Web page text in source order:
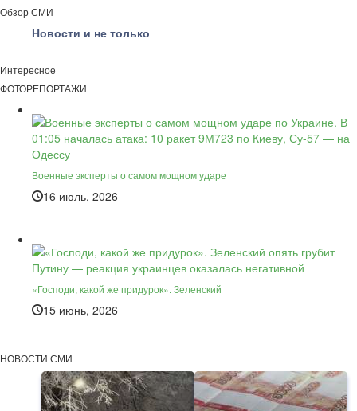
Обзор СМИ
Новости и не только
Интересное
ФОТОРЕПОРТАЖИ
Военные эксперты о самом мощном ударе
16 июль, 2026
«Господи, какой же придурок». Зеленский
15 июнь, 2026
НОВОСТИ СМИ